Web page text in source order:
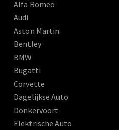
Alfa Romeo
Audi
Aston Martin
Bentley
BMW
Bugatti
Corvette
Dagelijkse Auto
Donkervoort
Elektrische Auto